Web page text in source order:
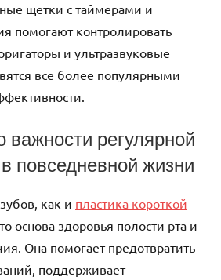
щетки с таймерами и
помогают контролировать
и ультразвуковые
все более популярными
регулярной
повседневной жизни
как и пластика короткой
основа здоровья полости рта и
Она помогает предотвратить
поддерживает